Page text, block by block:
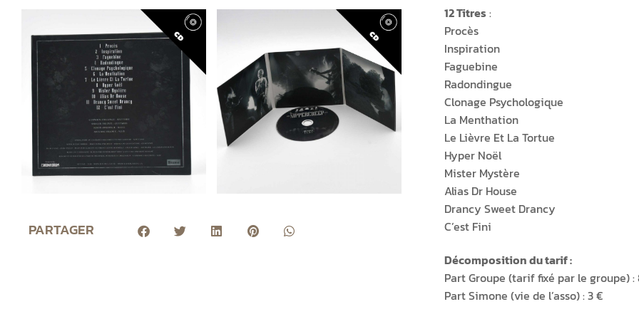
PARTAGER
12 Titres :
Procès
Inspiration
Faguebine
Radondingue
Clonage Psychologique
La Menthation
Le Lièvre Et La Tortue
Hyper Noël
Mister Mystère
Alias Dr House
Drancy Sweet Drancy
C’est Fini
Décomposition du tarif :
Part Groupe (tarif fixé par le groupe) :
Part Simone (vie de l’asso) : 3 €